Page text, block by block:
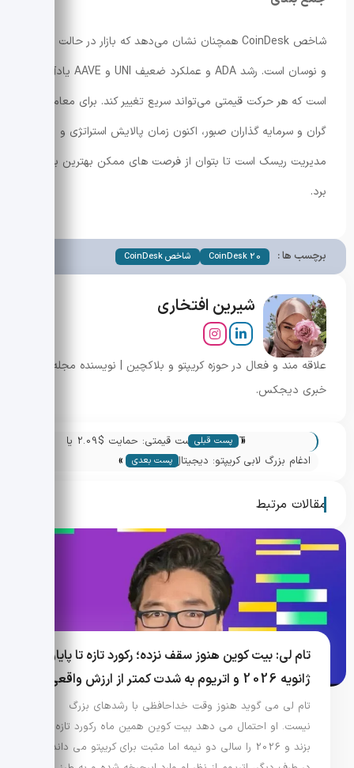
شاخص CoinDesk همچنان نشان می‌دهد که بازار در حالت انتظار
و نوسان است. رشد ADA و عملکرد ضعیف UNI و AAVE یادآور آن
است که هر حرکت قیمتی می‌تواند سریع تغییر کند. برای معامله
گران و سرمایه گذاران صبور، اکنون زمان پالایش استراتژی و
مدیریت ریسک است تا بتوان از فرصت های ممکن بهترین بهره را
برد.
برچسب ها : CoinDesk 20 شاخص CoinDesk
شیرین افتخاری
علاقه مند و فعال در حوزه کریپتو و بلاکچین | نویسنده مجله
خبری دیجکس.
« پست قبلی
DOT در بن‌بست قیمتی: حمایت $2.09 یا
شکست به $2.00؟
ادغام بزرگ لابی کریپتو: دیجیتال چمبر و
پست بعدی »
مقالات مرتبط
تام لی: بیت کوین هنوز سقف نزده؛ رکورد تازه تا پایان
ژانویه 2026 و اتریوم به شدت کمتر از ارزش واقعی
تام لی می گوید هنوز وقت خداحافظی با رشدهای بزرگ
نیست. او احتمال می دهد بیت کوین همین ماه رکورد تازه
بزند و 2026 را سالی دو نیمه اما مثبت برای کریپتو می داند.